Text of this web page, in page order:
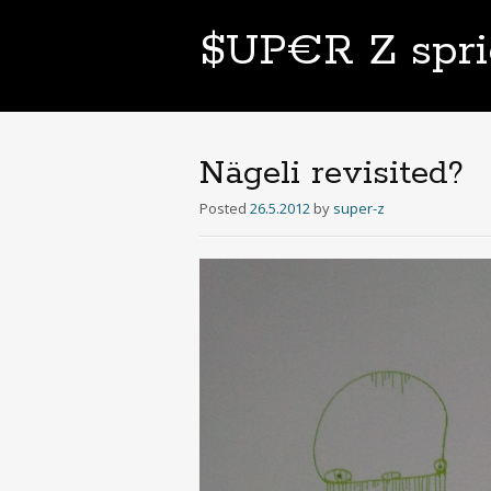
$UP€R Z
Nägeli revisited?
Posted 26.5.2012 by super-z